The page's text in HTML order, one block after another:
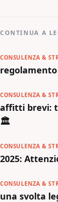
CONTINUA A
CONSULENZA &
CONSULENZA &
affitti brevi:
🏛️
CONSULENZA &
2025:
CONSULENZA &
una svolta